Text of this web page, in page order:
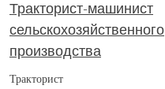
Тракторист-машинист
сельскохозяйственного
производства
Тракторист